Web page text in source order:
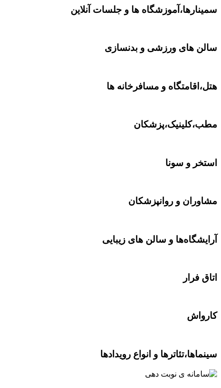
ها و جلسات آنلاین​
های ورزشی و بدنسازی
و مسافرخانه ها
و سونا
و روانپزشکان
و سالن های زیبایی
فرار
و انواع رویدادها